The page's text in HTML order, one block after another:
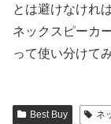
とは避けなけれ
ネックスピーカ
って使い分けて
Best Buy ネ